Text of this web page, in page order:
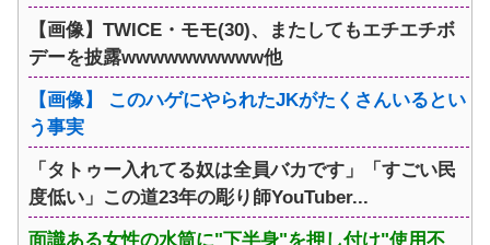
【画像】TWICE・モモ(30)、またしてもエチエチボ
デーを披露wwwwwwwwww他
【画像】 このハゲにやられたJKがたくさんいるとい
う事実
「タトゥー入れてる奴は全員バカです」「すごい民
度低い」この道23年の彫り師YouTuber...
面識ある女性の水筒に"下半身"を押し付け"使用不